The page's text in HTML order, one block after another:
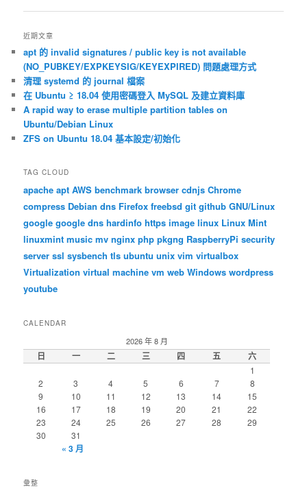
導
近期文章
apt 的 invalid signatures / public key is not available
(NO_PUBKEY/EXPKEYSIG/KEYEXPIRED) 問題處理方式
清理 systemd 的 journal 檔案
在 Ubuntu ≥ 18.04 使用密碼登入 MySQL 及建立資料庫
A rapid way to erase multiple partition tables on
Ubuntu/Debian Linux
ZFS on Ubuntu 18.04 基本設定/初始化
TAG CLOUD
apache apt AWS benchmark browser cdnjs Chrome
compress Debian dns Firefox freebsd git github GNU/Linux
google google dns hardinfo https image linux Linux Mint
linuxmint music mv nginx php pkgng RaspberryPi security
server ssl sysbench tls ubuntu unix vim virtualbox
Virtualization virtual machine vm web Windows wordpress
youtube
CALENDAR
2026 年 8 月
日 一 二 三 四 五 六
1
2
3 4 5 6 7
8
9
10 11 12 13 14
15
16
17 18 19 20 21
22
23
24 25 26 27 28
29
30
31
« 3 月
彙整